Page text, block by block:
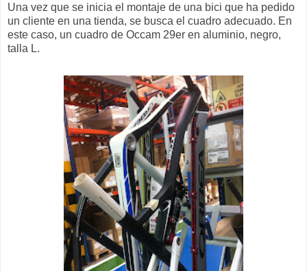
Una vez que se inicia el montaje de una bici que ha pedido
un cliente en una tienda, se busca el cuadro adecuado. En
este caso, un cuadro de Occam 29er en aluminio, negro,
talla L.